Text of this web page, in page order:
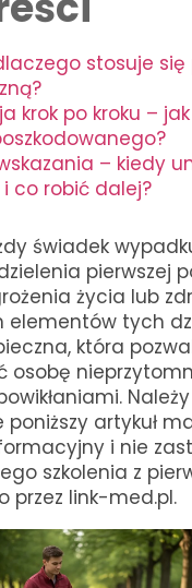
stosuje się
krok po kroku –
– kiedy
co robić dalej?
świadek
pierwszej
życia lub
elementów tych
która
osobę
poniższy artykuł
i nie
szkolenia z
przez link-med.pl.